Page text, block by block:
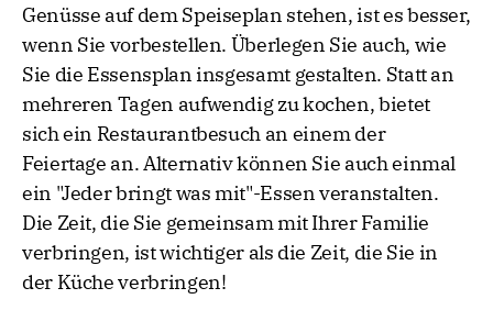
Genüsse auf dem Speiseplan stehen, ist es besser,
wenn Sie vorbestellen. Überlegen Sie auch, wie
Sie die Essensplan insgesamt gestalten. Statt an
mehreren Tagen aufwendig zu kochen, bietet
sich ein Restaurantbesuch an einem der
Feiertage an. Alternativ können Sie auch einmal
ein "Jeder bringt was mit"-Essen veranstalten.
Die Zeit, die Sie gemeinsam mit Ihrer Familie
verbringen, ist wichtiger als die Zeit, die Sie in
der Küche verbringen!